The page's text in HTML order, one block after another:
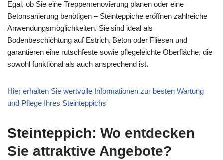
Egal, ob Sie eine Treppenrenovierung planen oder eine
Betonsanierung benötigen – Steinteppiche eröffnen zahlreiche
Anwendungsmöglichkeiten. Sie sind ideal als
Bodenbeschichtung auf Estrich, Beton oder Fliesen und
garantieren eine rutschfeste sowie pflegeleichte Oberfläche, die
sowohl funktional als auch ansprechend ist.
Hier erhalten Sie wertvolle Informationen zur besten Wartung
und Pflege Ihres Steinteppichs
Steinteppich: Wo entdecken
Sie attraktive Angebote?